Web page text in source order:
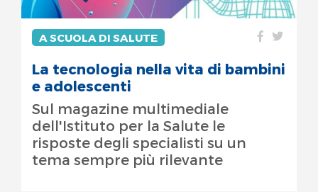
A SCUOLA DI SALUTE
La tecnologia nella vita di bambini
e adolescenti
Sul magazine multimediale
dell'Istituto per la Salute le
risposte degli specialisti su un
tema sempre più rilevante